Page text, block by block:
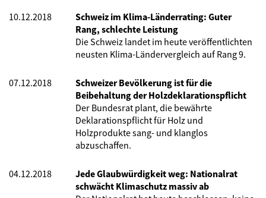
10.12.2018
Schweiz im Klima-Länderrating: Guter
Rang, schlechte Leistung
Die Schweiz landet im heute veröffentlichten
neusten Klima-Ländervergleich auf Rang 9.
07.12.2018
Schweizer Bevölkerung ist für die
Beibehaltung der Holzdeklarationspflicht
Der Bundesrat plant, die bewährte
Deklarationspflicht für Holz und
Holzprodukte sang- und klanglos
abzuschaffen.
04.12.2018
Jede Glaubwürdigkeit weg: Nationalrat
schwächt Klimaschutz massiv ab